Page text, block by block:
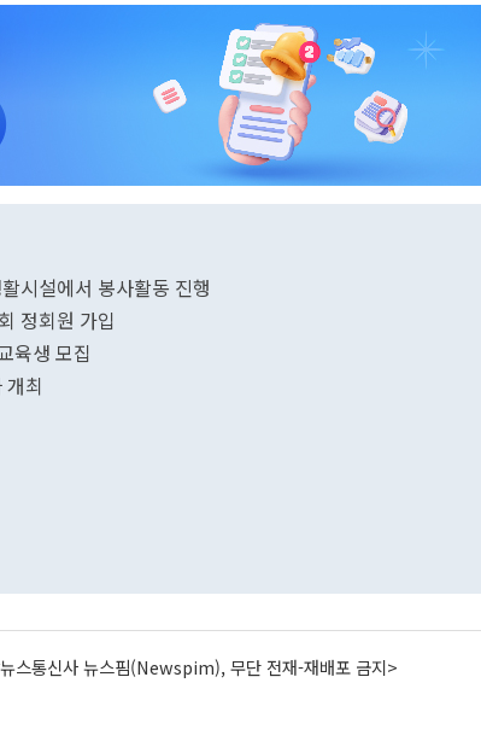
시설에서 봉사활동 진행
정회원 가입
육생 모집
최
스통신사 뉴스핌(Newspim), 무단 전재-재배포 금지>